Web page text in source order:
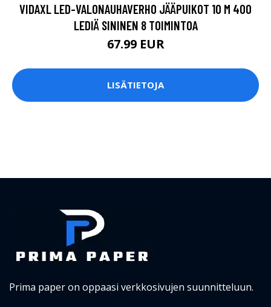
VIDAXL LED-VALONAUHAVERHO JÄÄPUIKOT 10 M 400
LEDIÄ SININEN 8 TOIMINTOA
67.99 EUR
LISÄTIETOJA
Prima paper on oppaasi verkkosivujen suunnitteluun.